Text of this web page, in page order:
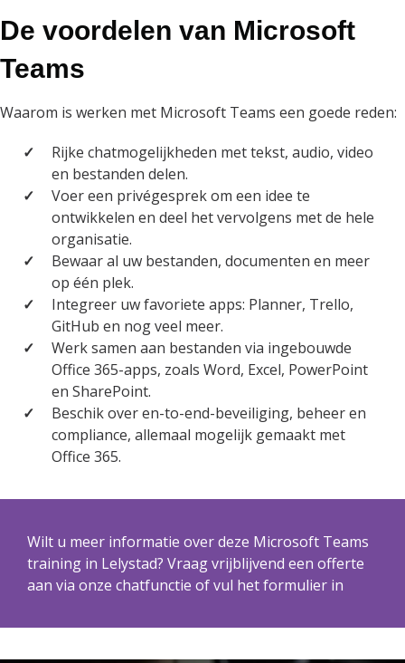
De voordelen van Microsoft
Teams
Waarom is werken met Microsoft Teams een goede reden:
Rijke chatmogelijkheden met tekst, audio, video
en bestanden delen.
Voer een privégesprek om een idee te
ontwikkelen en deel het vervolgens met de hele
organisatie.
Bewaar al uw bestanden, documenten en meer
op één plek.
Integreer uw favoriete apps: Planner, Trello,
GitHub en nog veel meer.
Werk samen aan bestanden via ingebouwde
Office 365-apps, zoals Word, Excel, PowerPoint
en SharePoint.
Beschik over en-to-end-beveiliging, beheer en
compliance, allemaal mogelijk gemaakt met
Office 365.
Wilt u meer informatie over deze Microsoft Teams
training in Lelystad? Vraag vrijblijvend een offerte
aan via onze chatfunctie of vul het formulier in